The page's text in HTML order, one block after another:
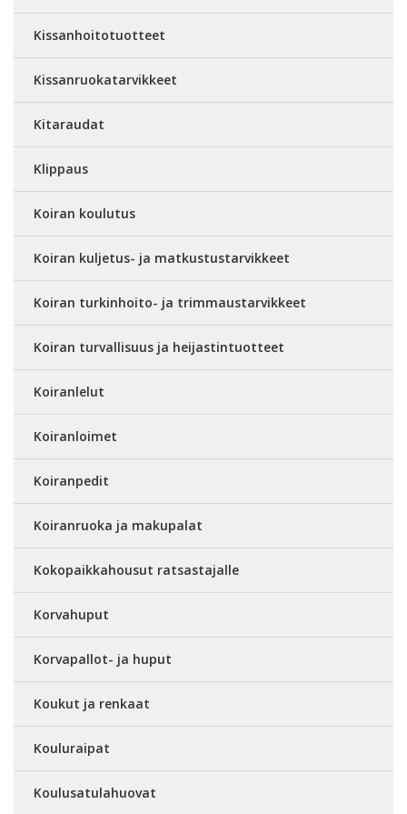
Kissanhoitotuotteet
Kissanruokatarvikkeet
Kitaraudat
Klippaus
Koiran koulutus
Koiran kuljetus- ja matkustustarvikkeet
Koiran turkinhoito- ja trimmaustarvikkeet
Koiran turvallisuus ja heijastintuotteet
Koiranlelut
Koiranloimet
Koiranpedit
Koiranruoka ja makupalat
Kokopaikkahousut ratsastajalle
Korvahuput
Korvapallot- ja huput
Koukut ja renkaat
Kouluraipat
Koulusatulahuovat